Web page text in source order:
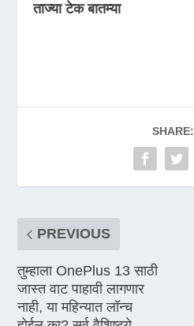
ताज्या टेक बातम्या
SHARE:
PREVIOUS
तुम्हाला OnePlus 13 साठी
जास्त वाट पाहावी लागणार
नाही, या महिन्यात लॉन्च